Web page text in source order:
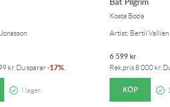
kr. Du sparar-17%
I lager.
Kosta Boda
Artist: Bertil Vallien
6 599kr
Rek.pris8 000 kr.
KÖP